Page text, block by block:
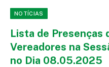
NOTÍCIAS
Lista de Presenças
Vereadores na
no Dia 08.05.2025